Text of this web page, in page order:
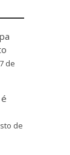
7 de
de